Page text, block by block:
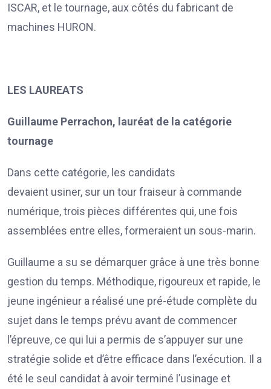
ISCAR, et le tournage, aux côtés du fabricant de
machines HURON.
LES LAUREATS
Guillaume Perrachon, lauréat de la catégorie
tournage
Dans cette catégorie, les candidats
devaient usiner, sur un tour fraiseur à commande
numérique, trois pièces différentes qui, une fois
assemblées entre elles, formeraient un sous-marin.
Guillaume a su se démarquer grâce à une très bonne
gestion du temps. Méthodique, rigoureux et rapide, le
jeune ingénieur a réalisé une pré-étude complète du
sujet dans le temps prévu avant de commencer
l’épreuve, ce qui lui a permis de s’appuyer sur une
stratégie solide et d’être efficace dans l’exécution. Il a
été le seul candidat à avoir terminé l’usinage et